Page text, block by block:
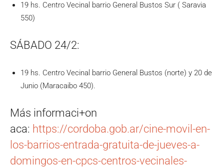
19 hs. Centro Vecinal barrio General Bustos Sur ( Saravia
550)
SÁBADO 24/2:
19 hs. Centro Vecinal barrio General Bustos (norte) y 20 de
Junio (Maracaibo 450).
Más informaci+on
aca: https://cordoba.gob.ar/cine-movil-en-
los-barrios-entrada-gratuita-de-jueves-a-
domingos-en-cpcs-centros-vecinales-